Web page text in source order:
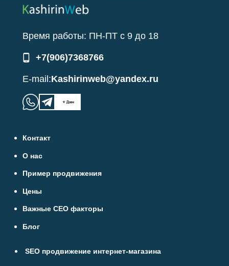
Время работы: ПН-ПТ с 9 до 18
+7(906)7368766
E-mail:Kashirinweb@yandex.ru
SEO продвижение интернет-магазина
Контакт
О нас
Пример продвижения
Цены
Важные СЕО факторы
Блог